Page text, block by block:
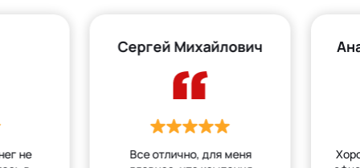
не
Сергей Михайлович
Все отлично, для меня